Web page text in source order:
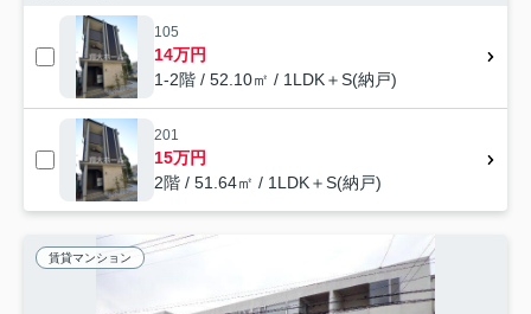
105
14万円
1-2階 / 52.10㎡ / 1LDK＋S(納戸)
201
15万円
2階 / 51.64㎡ / 1LDK＋S(納戸)
賃貸マンション